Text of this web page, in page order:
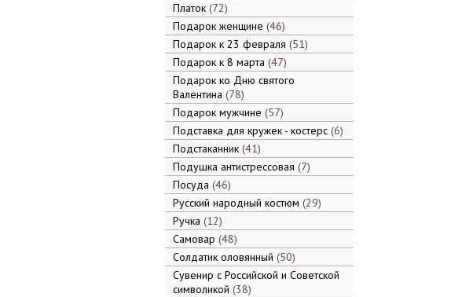
Платок 72
Подарок женщине 46
Подарок к 23 февраля 51
Подарок к 8 марта 47
Подарок ко Дню святого
Валентина 78
Подарок мужчине 57
Подставка для кружек - костерс 6
Подстаканник 41
Подушка антистрессовая 7
Посуда 46
Русский народный костюм 29
Ручка 12
Самовар 48
Солдатик оловянный 50
Сувенир с Российской и Советской
символикой 38